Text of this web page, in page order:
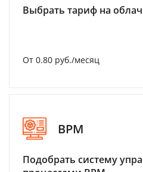
Выбрать тариф на
От 0.80 руб./месяц
BPM
Подобрать систему